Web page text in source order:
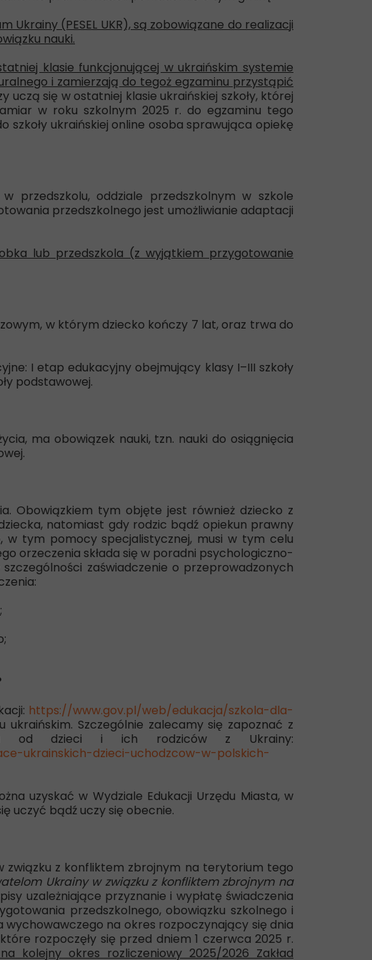
(PESEL UKR), są zobowiązane do realizacji
nauki.
klasie funkcjonującej w ukraińskim systemie
i zamierzają do tegoż egzaminu przystąpić
uczą się w ostatniej klasie ukraińskiej szkoły, której
w roku szkolnym 2025 r. do egzaminu tego
ukraińskiej online osoba sprawująca opiekę
przedszkolu, oddziale przedszkolnym w szkole
przedszkolnego jest umożliwianie adaptacji
lub przedszkola (z wyjątkiem przygotowanie
w którym dziecko kończy 7 lat, oraz trwa do
I etap edukacyjny obejmujący klasy I–III szkoły
podstawowej.
ma obowiązek nauki, tzn. nauki do osiągnięcia
Obowiązkiem tym objęte jest również dziecko z
natomiast gdy rodzic bądź opiekun prawny
w tym pomocy specjalistycznej, musi w tym celu
orzeczenia składa się w poradni psychologiczno-
zaświadczenie o przeprowadzonych
https://www.gov.pl/web/edukacja/szkola-dla-
Szczególnie zalecamy się zapoznać z
od dzieci i ich rodziców z Ukrainy:
ukrainskich-dzieci-uchodzcow-w-polskich-
uzyskać w Wydziale Edukacji Urzędu Miasta, w
uczyć bądź uczy się obecnie.
związku z konfliktem zbrojnym na terytorium tego
Ukrainy w związku z konfliktem zbrojnym na
uzależniające przyznanie i wypłatę świadczenia
przedszkolnego, obowiązku szkolnego i
na okres rozpoczynający się dnia
rozpoczęły się przed dniem 1 czerwca 2025 r.
kolejny okres rozliczeniowy 2025/2026 Zakład